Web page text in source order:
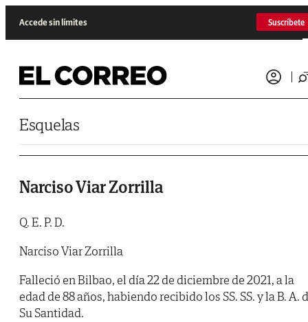
Accede sin límites Suscríbete
Esquelas
Narciso Viar Zorrilla
Q. E. P. D.
Narciso Viar Zorrilla
Falleció en Bilbao, el día 22 de diciembre de 2021, a la
edad de 88 años, habiendo recibido los SS. SS. y la B. A.
Su Santidad.